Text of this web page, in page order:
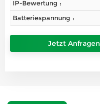
IP-Bewertung :
Batteriespannung :
Jetzt Anfragen